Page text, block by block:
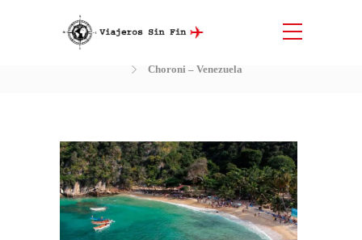
Blog
Inicio
Choroni – Venezuela